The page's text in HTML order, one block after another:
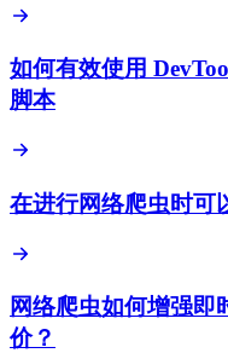
如何有效使用
脚本
在进行网络爬虫时可
网络爬虫如何增强即
价？